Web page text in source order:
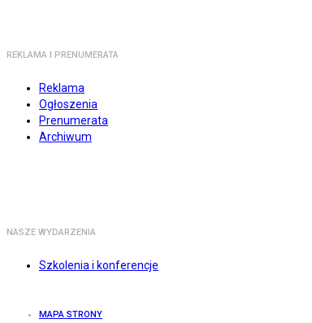
REKLAMA I PRENUMERATA
Reklama
Ogłoszenia
Prenumerata
Archiwum
NASZE WYDARZENIA
Szkolenia i konferencje
MAPA STRONY